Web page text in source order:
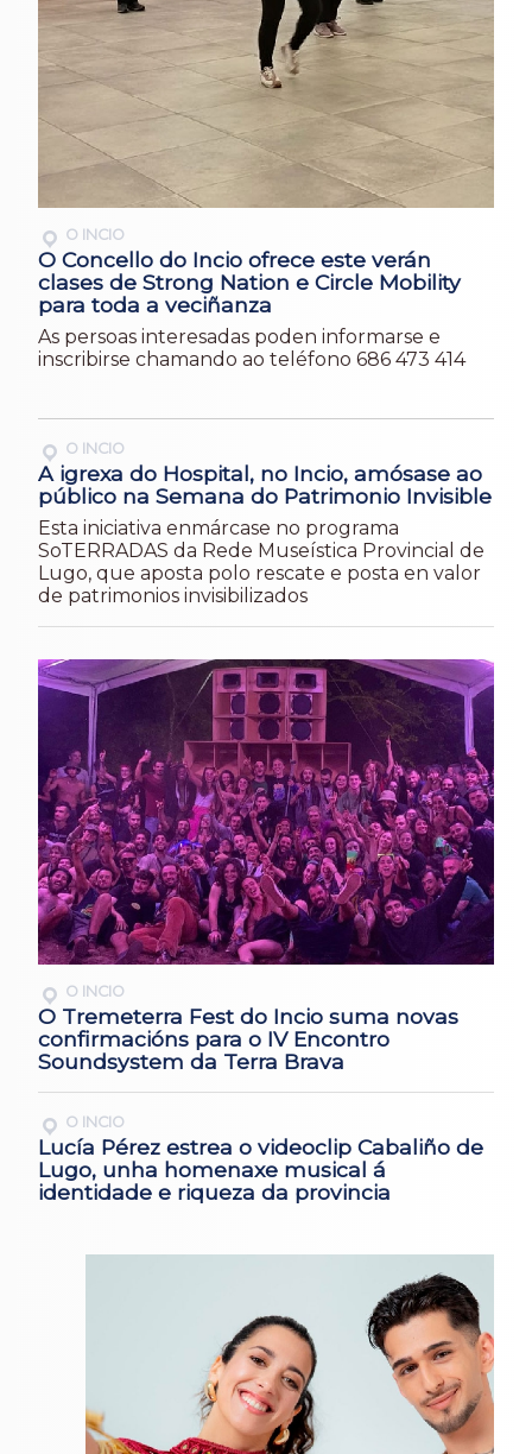
O INCIO
O Concello do Incio ofrece este verán
clases de Strong Nation e Circle Mobility
para toda a veciñanza
As persoas interesadas poden informarse e
inscribirse chamando ao teléfono 686 473 414
O INCIO
A igrexa do Hospital, no Incio, amósase ao
público na Semana do Patrimonio Invisible
Esta iniciativa enmárcase no programa
SoTERRADAS da Rede Museística Provincial de
Lugo, que aposta polo rescate e posta en valor
de patrimonios invisibilizados
O INCIO
O Tremeterra Fest do Incio suma novas
confirmacións para o IV Encontro
Soundsystem da Terra Brava
O INCIO
Lucía Pérez estrea o videoclip Cabaliño de
Lugo, unha homenaxe musical á
identidade e riqueza da provincia